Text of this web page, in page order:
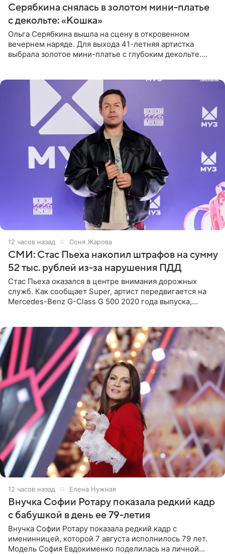
Серябкина снялась в золотом мини-платье
с декольте: «Кошка»
Ольга Серябкина вышла на сцену в откровенном
вечернем наряде. Для выхода 41-летняя артистка
выбрала золотое мини-платье с глубоким декольте.
12 часов назад Соня Жарова
СМИ: Стас Пьеха накопил штрафов на сумму
52 тыс. рублей из-за нарушения ПДД
Стас Пьеха оказался в центре внимания дорожных
служб. Как сообщает Super, артист передвигается на
Mercedes-Benz G-Class G 500 2020 года выпуска,
12 часов назад Елена Нужная
Внучка Софии Ротару показала редкий кадр
с бабушкой в день ее 79-летия
Внучка Софии Ротару показала редкий кадр с
именинницей, которой 7 августа исполнилось 79 лет.
Модель София Евдокименко поделилась на личной